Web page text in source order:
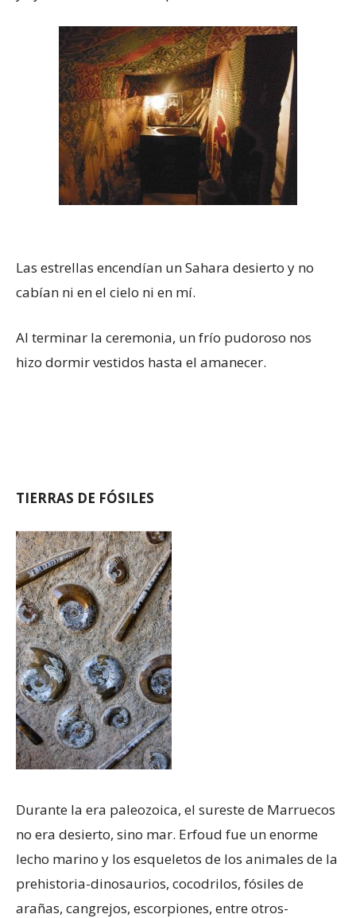
Las estrellas encendían un Sahara desierto y no
cabían ni en el cielo ni en mí.
Al terminar la ceremonia, un frío pudoroso nos
hizo dormir vestidos hasta el amanecer.
TIERRAS DE FÓSILES
Durante la era paleozoica, el sureste de Marruecos
no era desierto, sino mar. Erfoud fue un enorme
lecho marino y los esqueletos de los animales de la
prehistoria-dinosaurios, cocodrilos, fósiles de
arañas, cangrejos, escorpiones, entre otros-